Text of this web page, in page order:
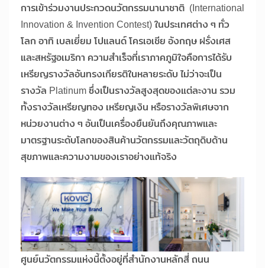
การเข้าร่วมงานประกวดนวัตกรรมนานาชาติ (International
Innovation & Invention Contest) ในประเทศต่าง ๆ ทั่ว
โลก อาทิ เบลเยี่ยม โปแลนด์ โครเอเชีย อังกฤษ ฝรั่งเศส
และสหรัฐอเมริกา ความสำเร็จที่เราภาคภูมิใจคือการได้รับ
เหรียญรางวัลอันทรงเกียรติในหลายระดับ ไม่ว่าจะเป็น
รางวัล Platinum ซึ่งเป็นรางวัลสูงสุดของแต่ละงาน รวม
ทั้งรางวัลเหรียญทอง เหรียญเงิน หรือรางวัลพิเศษจาก
หน่วยงานต่าง ๆ อันเป็นเครื่องยืนยันถึงคุณภาพและ
มาตรฐานระดับโลกของสินค้านวัตกรรมและวัตถุดิบด้าน
สุขภาพและความงามของเราอย่างแท้จริง
ศูนย์นวัตกรรมแห่งนี้ตั้งอยู่ที่สำนักงานหลักสี่ ถนน